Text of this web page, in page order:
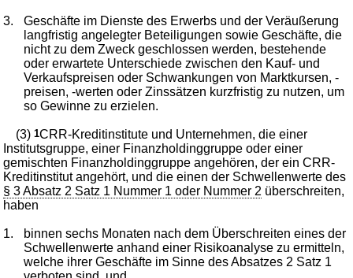
3.
Geschäfte im Dienste des Erwerbs und der Veräußerung
langfristig angelegter Beteiligungen sowie Geschäfte, die
nicht zu dem Zweck geschlossen werden, bestehende
oder erwartete Unterschiede zwischen den Kauf- und
Verkaufspreisen oder Schwankungen von Marktkursen, -
preisen, -werten oder Zinssätzen kurzfristig zu nutzen, um
so Gewinne zu erzielen.
(3)1CRR-Kreditinstitute und Unternehmen, die einer
Institutsgruppe, einer Finanzholdinggruppe oder einer
gemischten Finanzholdinggruppe angehören, der ein CRR-
Kreditinstitut angehört, und die einen der Schwellenwerte des
§ 3 Absatz 2 Satz 1 Nummer 1 oder Nummer 2 überschreiten,
haben
1.
binnen sechs Monaten nach dem Überschreiten eines der
Schwellenwerte anhand einer Risikoanalyse zu ermitteln,
welche ihrer Geschäfte im Sinne des Absatzes 2 Satz 1